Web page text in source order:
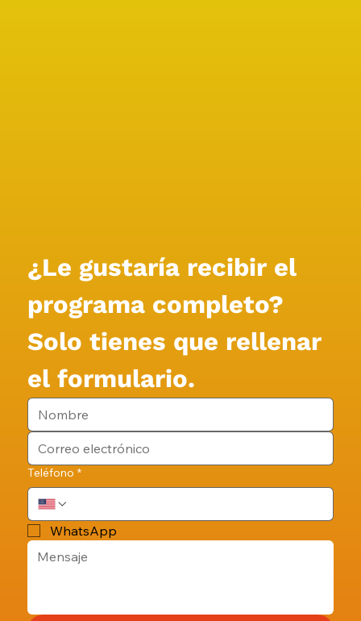
¿Le gustaría recibir el
programa completo?
Solo tienes que rellenar
el formulario.
Teléfono *
WhatsApp